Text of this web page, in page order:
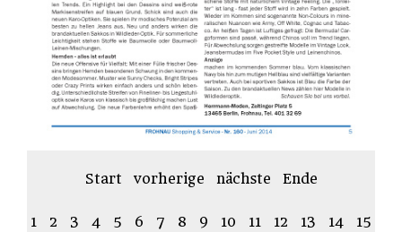
Start vorherige nächste Ende
1 2 3 4 5 6 7 8 9 10 11 12 13 14
15